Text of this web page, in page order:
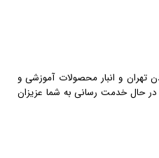
تهران و انبار محصولات آموزشی و
در حال خدمت رسانی به شما عزیزان